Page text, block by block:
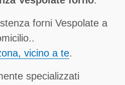
forni Vespolate a
vicino a te.
specializzati